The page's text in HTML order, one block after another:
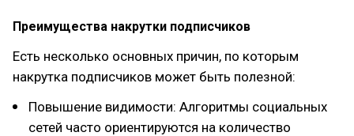
Преимущества накрутки подписчиков
Есть несколько основных причин, по которым
накрутка подписчиков может быть полезной:
Повышение видимости: Алгоритмы социальных
сетей часто ориентируются на количество